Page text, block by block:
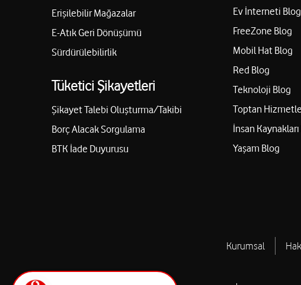
Erişilebilir Mağazalar
E-Atık Geri Dönüşümü
Sürdürülebilirlik
Tüketici Şikayetleri
Şikayet Talebi Oluşturma/Takibi
Borç Alacak Sorgulama
BTK İade Duyurusu
Ev İnterneti Blog
FreeZone Blog
Mobil Hat Blog
Red Blog
Teknoloji Blog
Toptan
İnsan
Yaşam Blog
Kurumsal